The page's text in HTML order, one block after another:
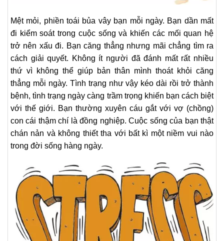
Mệt mỏi, phiền toái bủa vây bạn mỗi ngày. Bạn dần mất
đi kiểm soát trong cuộc sống và khiến các mối quan hệ
trở nên xấu đi. Bạn căng thẳng nhưng mãi chẳng tìm ra
cách giải quyết. Không ít người đã đánh mất rất nhiều
thứ vì không thể giúp bản thân mình thoát khỏi căng
thẳng mỗi ngày. Tình trạng như vậy kéo dài rồi trở thành
bệnh, tình trạng ngày càng trầm trọng khiến bạn cách biệt
với thế giới. Bạn thường xuyên cáu gắt với vợ (chồng)
con cái thậm chí là đồng nghiệp. Cuộc sống của bạn thật
chán nản và không thiết tha với bất kì một niềm vui nào
trong đời sống hàng ngày.